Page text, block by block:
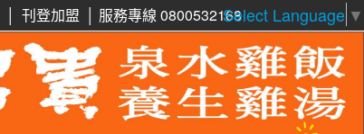
Select Language ▼
刊登加盟 服務專線 0800532168
6 鼎威維修
周 先生/小姐 台北
加盟預算 100萬 ~150萬